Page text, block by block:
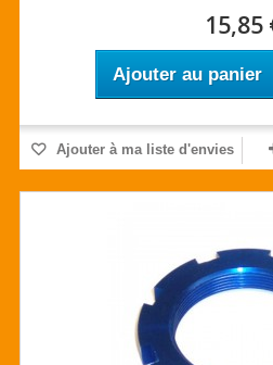
15,85
Ajouter au panier
Ajouter à ma liste d'envies